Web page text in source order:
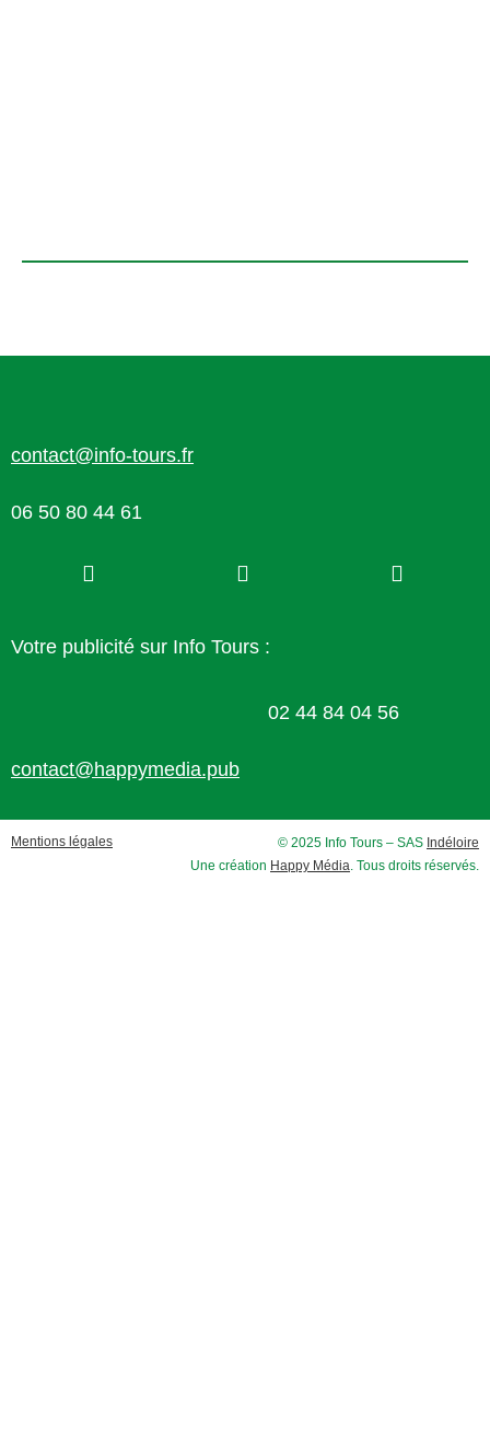
contact@info-tours.fr
06 50 80 44 61
Votre publicité sur Info Tours :
02 44 84 04 56
contact@happymedia.pub
Mentions légales © 2025 Info Tours – SAS Indéloire
Une création Happy Média . Tous droits réservés.